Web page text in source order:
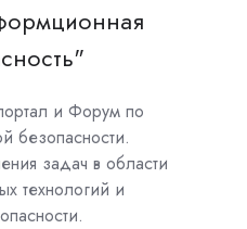
и Форум по
безопасности.
задач в области
технологий и